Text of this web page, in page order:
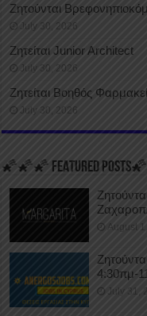
Ζητούνται
July 30, 2026
Ζητείται Junior Architect
July 30, 2026
Ζητείται Βοηθός
July 30, 2026
🌠🌠🌠 FEATURED
August
4:30πμ-
July 31,